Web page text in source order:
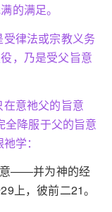
的满足。
律法或宗教义务
，乃是受父旨意
意祂父的旨意
全降服于父的旨意
学：
——并为神的经
上，彼前二21。